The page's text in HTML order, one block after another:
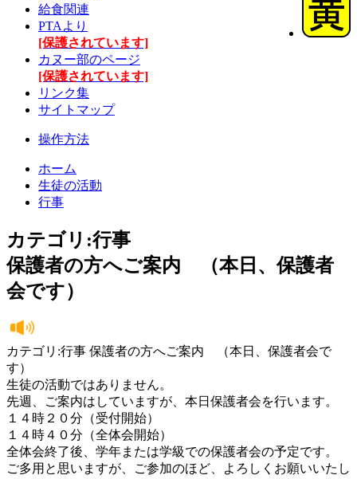
給食関連
PTAより
[保護されています]
カヌー部のページ
[保護されています]
リンク集
サイトマップ
操作方法
ホーム
生徒の活動
行事
カテゴリ:行事
保護者の方へご案内 （本日、保護者
会です）
カテゴリ:行事 保護者の方へご案内 （本日、保護者会で
す）
生徒の活動ではありません。
先週、ご案内はしていますが、本日保護者会を行います。
１４時２０分（受付開始）
１４時４０分（全体会開始）
全体会終了後、学年または学級での保護者会の予定です。
ご多用と思いますが、ご参加のほど、よろしくお願いいたし